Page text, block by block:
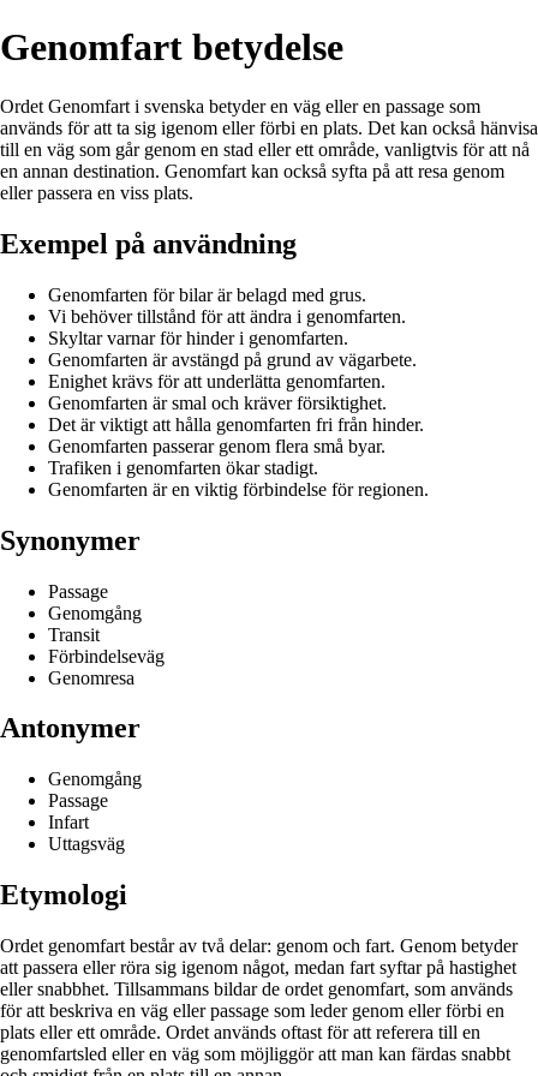
Genomfart betydelse
Ordet Genomfart i svenska betyder en väg eller en passage som
används för att ta sig igenom eller förbi en plats. Det kan också hänvisa
till en väg som går genom en stad eller ett område, vanligtvis för att nå
en annan destination. Genomfart kan också syfta på att resa genom
eller passera en viss plats.
Exempel på användning
Genomfarten för bilar är belagd med grus.
Vi behöver tillstånd för att ändra i genomfarten.
Skyltar varnar för hinder i genomfarten.
Genomfarten är avstängd på grund av vägarbete.
Enighet krävs för att underlätta genomfarten.
Genomfarten är smal och kräver försiktighet.
Det är viktigt att hålla genomfarten fri från hinder.
Genomfarten passerar genom flera små byar.
Trafiken i genomfarten ökar stadigt.
Genomfarten är en viktig förbindelse för regionen.
Synonymer
Passage
Genomgång
Transit
Förbindelseväg
Genomresa
Antonymer
Genomgång
Passage
Infart
Uttagsväg
Etymologi
Ordet genomfart består av två delar: genom och fart. Genom betyder
att passera eller röra sig igenom något, medan fart syftar på hastighet
eller snabbhet. Tillsammans bildar de ordet genomfart, som används
för att beskriva en väg eller passage som leder genom eller förbi en
plats eller ett område. Ordet används oftast för att referera till en
genomfartsled eller en väg som möjliggör att man kan färdas snabbt